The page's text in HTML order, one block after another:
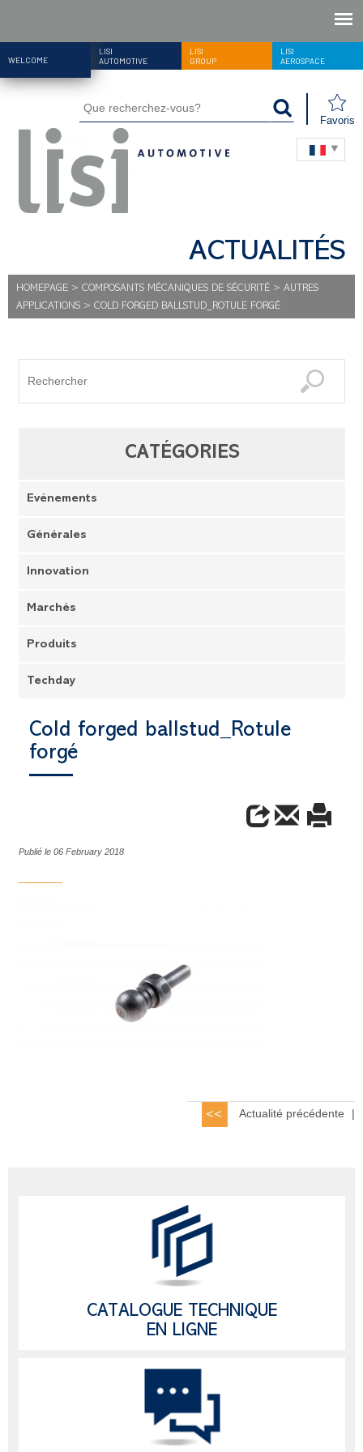
WELCOME
LISI
AUTOMOTIVE
LISI
GROUP
LISI
AEROSPACE
Favoris
ACTUALITÉS
HOMEPAGE > COMPOSANTS MÉCANIQUES DE SÉCURITÉ > AUTRES
APPLICATIONS > COLD FORGED BALLSTUD_ROTULE FORGÉ
CATÉGORIES
Evénements
Générales
Innovation
Marchés
Produits
Techday
Cold forged ballstud_Rotule
forgé
Publié le 06 February 2018
Actualité précédente |
CATALOGUE TECHNIQUE
EN LIGNE